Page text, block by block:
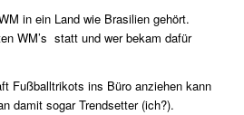
in ein Land wie Brasilien gehört.
WM’s statt und wer bekam dafür
ins Büro anziehen kann
damit sogar Trendsetter (ich?).